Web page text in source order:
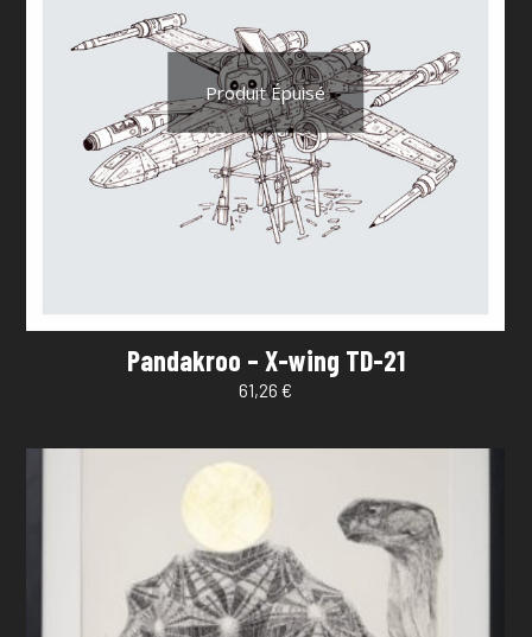
Produit Épuisé
Pandakroo – X-wing TD-21
61,26 €